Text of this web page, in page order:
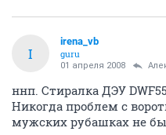
I
irena_vb
guru
01 апреля 2008
ннп. Стиралка ДЭУ
Никогда проблем с
мужских рубашках не